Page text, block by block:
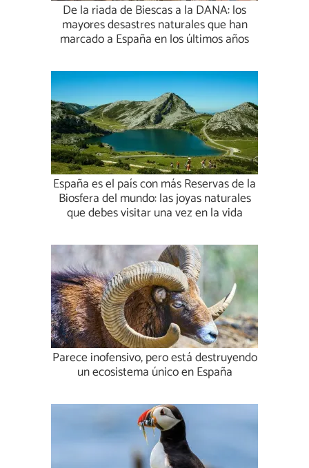
De la riada de Biescas a la DANA: los
mayores desastres naturales que han
marcado a España en los últimos años
España es el país con más Reservas de la
Biosfera del mundo: las joyas naturales
que debes visitar una vez en la vida
Parece inofensivo, pero está destruyendo
un ecosistema único en España